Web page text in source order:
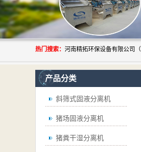
热门搜索：
产品分类
斜筛式固液分离机
猪场固液分离机
猪粪干湿分离机